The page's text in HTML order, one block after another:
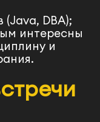
(Java, DBA);
интересны
и